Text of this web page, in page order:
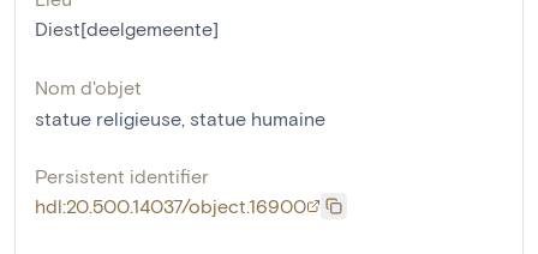
Diest[deelgemeente]
Nom d'objet
statue religieuse, statue humaine
Persistent identifier
hdl:20.500.14037/object.16900